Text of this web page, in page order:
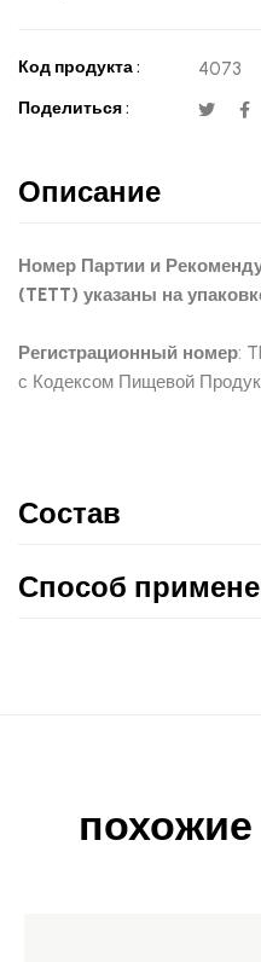
Код продукта : 4073
Поделиться :
Описание
Номер Партии и
(TETT) указаны на
Регистрационный номер:
с Кодексом Пищевой
Состав
Способ